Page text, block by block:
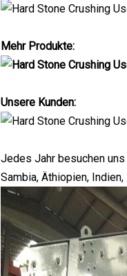
Mehr Produkte:
Unsere Kunden:
Jedes Jahr besuchen uns
Sambia, Äthiopien,